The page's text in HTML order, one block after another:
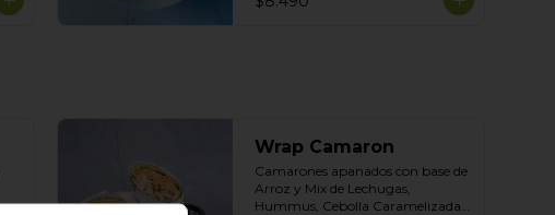
Wrap Camaron
Camarones apanados con base de
Arroz y Mix de Lechugas,
Hummus, Cebolla Caramelizada